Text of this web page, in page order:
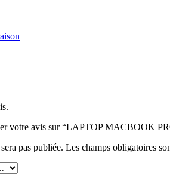
votre avis sur “LAPTOP MACBOOK
pas publiée. Les champs obligatoires